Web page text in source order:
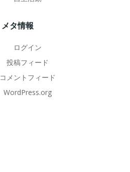
メタ情報
ログイン
投稿フィード
コメントフィード
WordPress.org